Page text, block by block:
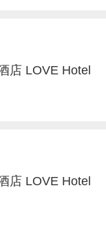
店 LOVE Hotel
店 LOVE Hotel